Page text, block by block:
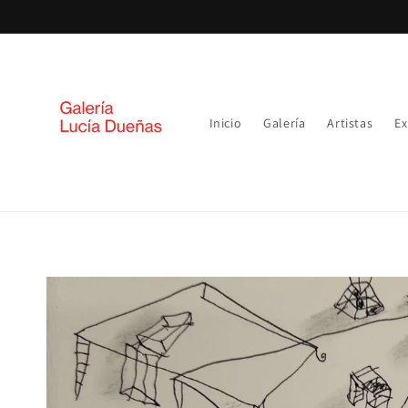
al contenido
Inicio Galería Artistas
directamente
información
del producto